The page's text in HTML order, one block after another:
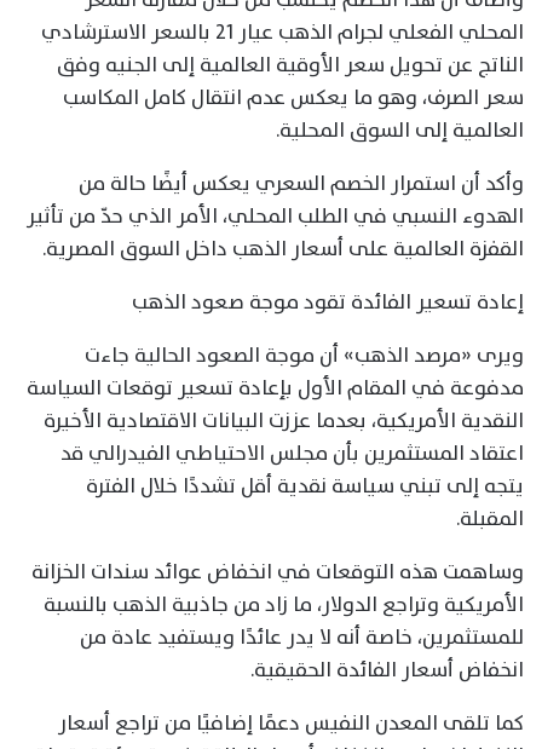
المحلي الفعلي لجرام الذهب عيار 21 بالسعر الاسترشادي
الناتج عن تحويل سعر الأوقية العالمية إلى الجنيه وفق
سعر الصرف، وهو ما يعكس عدم انتقال كامل المكاسب
العالمية إلى السوق المحلية.
وأكد أن استمرار الخصم السعري يعكس أيضًا حالة من
الهدوء النسبي في الطلب المحلي، الأمر الذي حدّ من تأثير
القفزة العالمية على أسعار الذهب داخل السوق المصرية.
إعادة تسعير الفائدة تقود موجة صعود الذهب
ويرى «مرصد الذهب» أن موجة الصعود الحالية جاءت
مدفوعة في المقام الأول بإعادة تسعير توقعات السياسة
النقدية الأمريكية، بعدما عززت البيانات الاقتصادية الأخيرة
اعتقاد المستثمرين بأن مجلس الاحتياطي الفيدرالي قد
يتجه إلى تبني سياسة نقدية أقل تشددًا خلال الفترة
المقبلة.
وساهمت هذه التوقعات في انخفاض عوائد سندات الخزانة
الأمريكية وتراجع الدولار، ما زاد من جاذبية الذهب بالنسبة
للمستثمرين، خاصة أنه لا يدر عائدًا ويستفيد عادة من
انخفاض أسعار الفائدة الحقيقية.
كما تلقى المعدن النفيس دعمًا إضافيًا من تراجع أسعار